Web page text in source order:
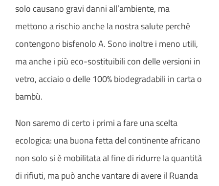
solo causano gravi danni all’ambiente, ma
mettono a rischio anche la nostra salute perché
contengono bisfenolo A. Sono inoltre i meno utili,
ma anche i più eco-sostituibili con delle versioni in
vetro, acciaio o delle 100% biodegradabili in carta o
bambù.
Non saremo di certo i primi a fare una scelta
ecologica: una buona fetta del continente africano
non solo si è mobilitata al fine di ridurre la quantità
di rifiuti, ma può anche vantare di avere il Ruanda